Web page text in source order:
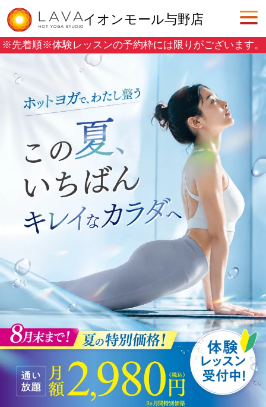
イオンモール与野店
※先着順※体験レッスンの予約枠には限りがございます。